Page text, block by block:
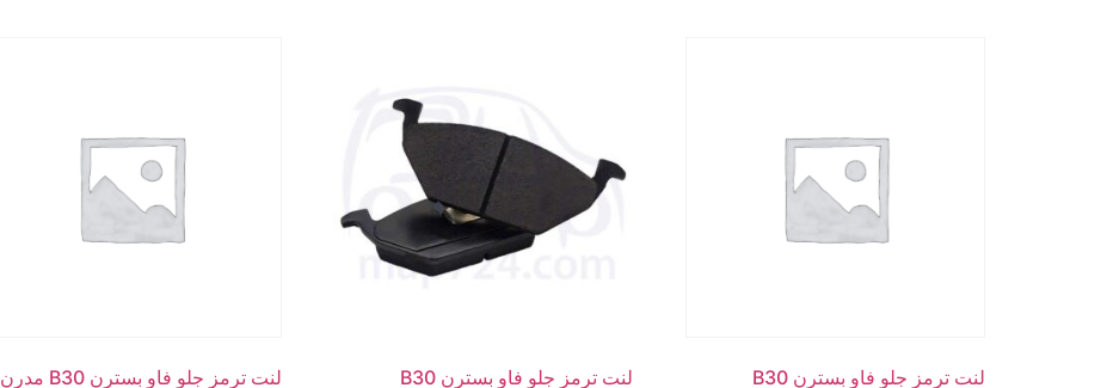
لنت ترمز جلو فاو بسترن B30
لنت ترمز جلو فاو بسترن B30
لنت ترمز جلو فاو بسترن B30 مدرن